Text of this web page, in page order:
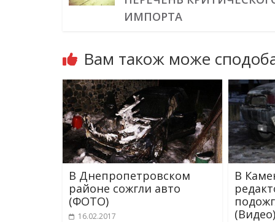
ИМПОРТА
Вам також може
В Днепропетровском
районе сожгли авто
(ФОТО)
16.02.2017
В
(Видео)